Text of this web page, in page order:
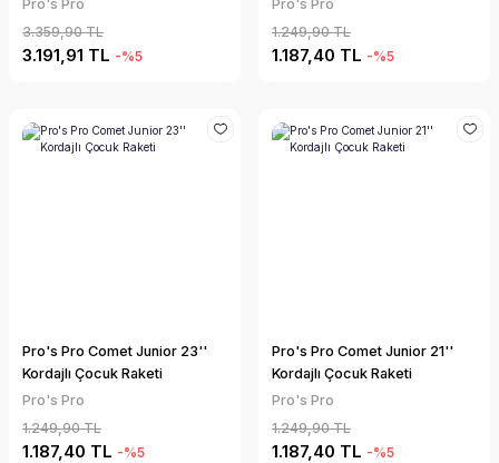
Pro's Pro
3.359,90 TL
3.191,91 TL -%5
Pro's Pro
1.249,90 TL
1.187,40 TL -%5
Pro's Pro Comet Junior 23''
Kordajlı Çocuk Raketi
Pro's Pro
1.249,90 TL
1.187,40 TL -%5
Pro's Pro Comet Junior 21''
Kordajlı Çocuk Raketi
Pro's Pro
1.249,90 TL
1.187,40 TL -%5